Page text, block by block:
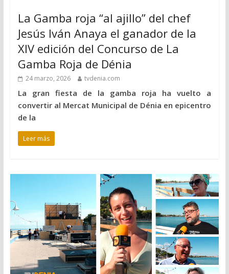
La Gamba roja “al ajillo” del chef
Jesús Iván Anaya el ganador de la
XIV edición del Concurso de La
Gamba Roja de Dénia
24 marzo, 2026 tvdenia.com
La gran fiesta de la gamba roja ha vuelto a
convertir al Mercat Municipal de Dénia en epicentro
de la
Leer más